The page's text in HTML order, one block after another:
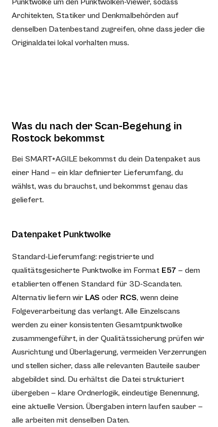
Punktwolke um den Punktwolken-Viewer, sodass
Architekten, Statiker und Denkmalbehörden auf
denselben Datenbestand zugreifen, ohne dass jeder die
Originaldatei lokal vorhalten muss.
Was du nach der Scan-Begehung in
Rostock bekommst
Bei SMART+AGILE bekommst du dein Datenpaket aus
einer Hand — ein klar definierter Lieferumfang, du
wählst, was du brauchst, und bekommst genau das
geliefert.
Datenpaket Punktwolke
Standard-Lieferumfang: registrierte und
qualitätsgesicherte Punktwolke im Format E57 — dem
etablierten offenen Standard für 3D-Scandaten.
Alternativ liefern wir LAS oder RCS, wenn deine
Folgeverarbeitung das verlangt. Alle Einzelscans
werden zu einer konsistenten Gesamtpunktwolke
zusammengeführt, in der Qualitätssicherung prüfen wir
Ausrichtung und Überlagerung, vermeiden Verzerrungen
und stellen sicher, dass alle relevanten Bauteile sauber
abgebildet sind. Du erhältst die Datei strukturiert
übergeben — klare Ordnerlogik, eindeutige Benennung,
eine aktuelle Version. Übergaben intern laufen sauber —
alle arbeiten mit denselben Daten.